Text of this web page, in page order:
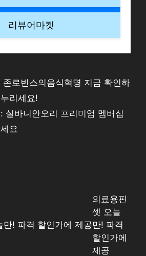
리뷰어마켓
존로빈스의음식혁명 지금 확인하
리세요!
실바니안오리 프리미엄 멤버십
요
의료용핀
셋 오늘
만! 파격
할인가에
제공